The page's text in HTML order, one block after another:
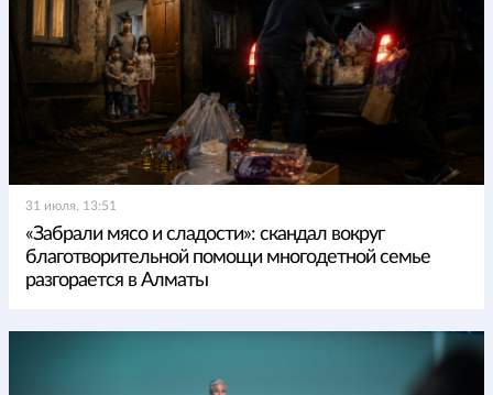
31 июля, 13:51
«Забрали мясо и сладости»: скандал вокруг
благотворительной помощи многодетной семье
разгорается в Алматы